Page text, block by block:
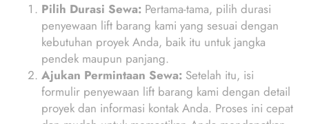
Pilih Durasi Sewa: Pertama-tama, pilih durasi
penyewaan lift barang kami yang sesuai dengan
kebutuhan proyek Anda, baik itu untuk jangka
pendek maupun panjang.
Ajukan Permintaan Sewa: Setelah itu, isi
formulir penyewaan lift barang kami dengan detail
proyek dan informasi kontak Anda. Proses ini cepat